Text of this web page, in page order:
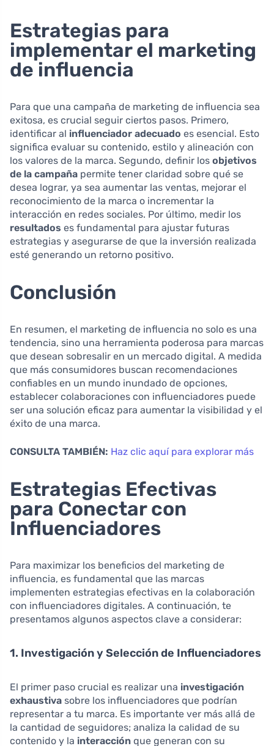
Estrategias para
implementar el marketing
de influencia
Para que una campaña de marketing de influencia sea
exitosa, es crucial seguir ciertos pasos. Primero,
identificar al influenciador adecuado es esencial. Esto
significa evaluar su contenido, estilo y alineación con
los valores de la marca. Segundo, definir los objetivos
de la campaña permite tener claridad sobre qué se
desea lograr, ya sea aumentar las ventas, mejorar el
reconocimiento de la marca o incrementar la
interacción en redes sociales. Por último, medir los
resultados es fundamental para ajustar futuras
estrategias y asegurarse de que la inversión realizada
esté generando un retorno positivo.
Conclusión
En resumen, el marketing de influencia no solo es una
tendencia, sino una herramienta poderosa para marcas
que desean sobresalir en un mercado digital. A medida
que más consumidores buscan recomendaciones
confiables en un mundo inundado de opciones,
establecer colaboraciones con influenciadores puede
ser una solución eficaz para aumentar la visibilidad y el
éxito de una marca.
CONSULTA TAMBIÉN: Haz clic aquí para explorar más
Estrategias Efectivas
para Conectar con
Influenciadores
Para maximizar los beneficios del marketing de
influencia, es fundamental que las marcas
implementen estrategias efectivas en la colaboración
con influenciadores digitales. A continuación, te
presentamos algunos aspectos clave a considerar:
1. Investigación y Selección de Influenciadores
El primer paso crucial es realizar una investigación
exhaustiva sobre los influenciadores que podrían
representar a tu marca. Es importante ver más allá de
la cantidad de seguidores; analiza la calidad de su
contenido y la interacción que generan con su